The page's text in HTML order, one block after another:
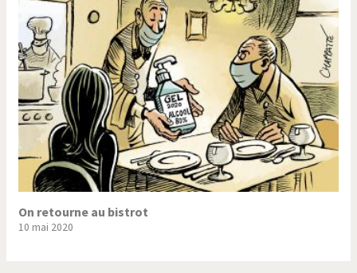
On retourne au bistrot
10 mai 2020